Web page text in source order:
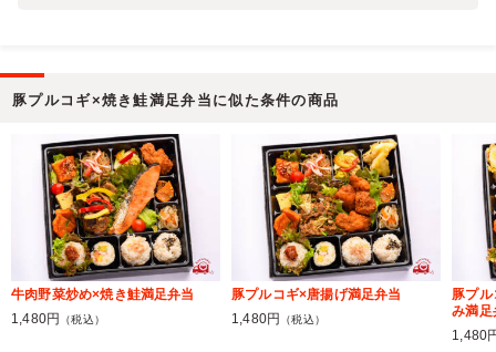
豚プルコギ×焼き鮭満足弁当に似た条件の商品
牛肉野菜炒め×焼き鮭満足弁当
1,480円
（税込）
豚プルコギ×唐揚げ満足弁当
1,480円
（税込）
豚プル
み満足
1,480